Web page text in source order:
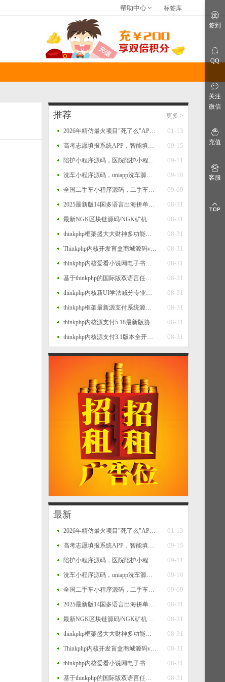
帮助中心
仿站建站
网站指南
网站公告
标签库
更多 >
推荐
01-13
2026年精仿最火项目"死了么"APP开源源码
09-15
高考志愿填报系统APP，智能填报+一键填报，查大学、查专业、一分一段、院校对比等功能源码
09-11
陪护小程序源码，医院陪护小程序系统源码，支持多运营区，陪护师、推广者等完整闭环功能
09-10
洗车小程序源码，uniapp洗车源码，多门店洗车小程序源码
09-09
全国二手车小程序源码，二手车系统，二手车交易小程序源码，二手车销售小程序平台源码
08-31
2025最新版14国多语言出海拼单商城源码，国际多语言出海商城返佣产品自动匹配订单源码
08-31
最新NGK区块链源码/NGK矿机挖矿源码/NGK公链程序/数字钱包点对点交易模式/算力
08-31
thinkphp框架盛大大财神多功能完美运营微信+支付宝+银行卡+云闪付+抢单系统源码+完整数据完美运营级
08-31
Thinkphp内核开发盲盒商城源码v2.0 对接易支付/阿里云短信/七牛云存储
08-31
thinkphp内核爱看小说网电子书源码全站打包
08-31
基于thinkphp的国际版双语言任务点赞源码系统越南版脸书任务点赞系统源码
08-31
thinkphp内核新UI学法减分专业版34235道题库学法减分专业版小程序源码
08-31
thinkphp框架最新源支付系统源码 V7版全开源 免授权 附搭建教程
08-31
thinkphp内核源支付5.18最新版协议去授权全套三端开源源码_客户端+云端+监控+协议三网免挂免输入（全套版）
08-31
thinkphp内核源支付3.1版本全开源版+店员监控软件+手机监控APP源码
最新
01-13
2026年精仿最火项目"死了么"APP开源源码
09-15
高考志愿填报系统APP，智能填报+一键填报，查大学、查专业、一分一段、院校对比等功能源码
09-11
陪护小程序源码，医院陪护小程序系统源码，支持多运营区，陪护师、推广者等完整闭环功能
09-10
洗车小程序源码，uniapp洗车源码，多门店洗车小程序源码
09-09
全国二手车小程序源码，二手车系统，二手车交易小程序源码，二手车销售小程序平台源码
08-31
2025最新版14国多语言出海拼单商城源码，国际多语言出海商城返佣产品自动匹配订单源码
08-31
最新NGK区块链源码/NGK矿机挖矿源码/NGK公链程序/数字钱包点对点交易模式/算力
08-31
thinkphp框架盛大大财神多功能完美运营微信+支付宝+银行卡+云闪付+抢单系统源码+完整数据完美运营级
08-31
Thinkphp内核开发盲盒商城源码v2.0 对接易支付/阿里云短信/七牛云存储
08-31
thinkphp内核爱看小说网电子书源码全站打包
08-31
基于thinkphp的国际版双语言任务点赞源码系统越南版脸书任务点赞系统源码
签到
QQ
关注
微信
充值
客服